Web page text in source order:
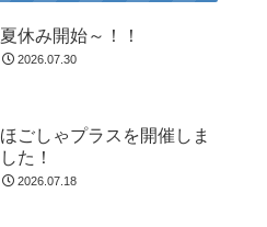
夏休み開始～！！
2026.07.30
ほごしゃプラスを開催しま
した！
2026.07.18